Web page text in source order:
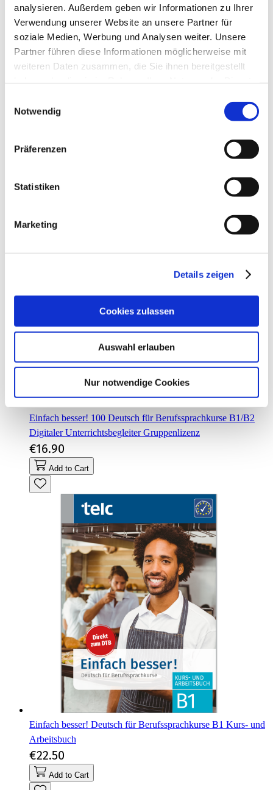
analysieren. Außerdem geben wir Informationen zu Ihrer
Verwendung unserer Website an unsere Partner für
soziale Medien, Werbung und Analysen weiter. Unsere
Partner führen diese Informationen möglicherweise mit
weiteren Daten zusammen, die Sie ihnen bereitgestellt
Notwendig
Präferenzen
Statistiken
Marketing
Details zeigen
Cookies zulassen
Auswahl erlauben
Nur notwendige Cookies
Einfach besser! 100 Deutsch für Berufssprachkurse B1/B2
€9.90
Einfach besser! 100 Deutsch für Berufssprachkurse B1/B2
Digitaler Unterrichtsbegleiter Gruppenlizenz
€16.90
Add to Cart
Einfach besser! Deutsch für Berufssprachkurse B1 Kurs- und
Arbeitsbuch
€22.50
Add to Cart